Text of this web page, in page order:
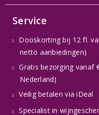
Service
Dooskorting bij 12 fl.
netto aanbiedingen)
Gratis bezorging vanaf
Nederland)
Veilig betalen via iDeal
Specialist in